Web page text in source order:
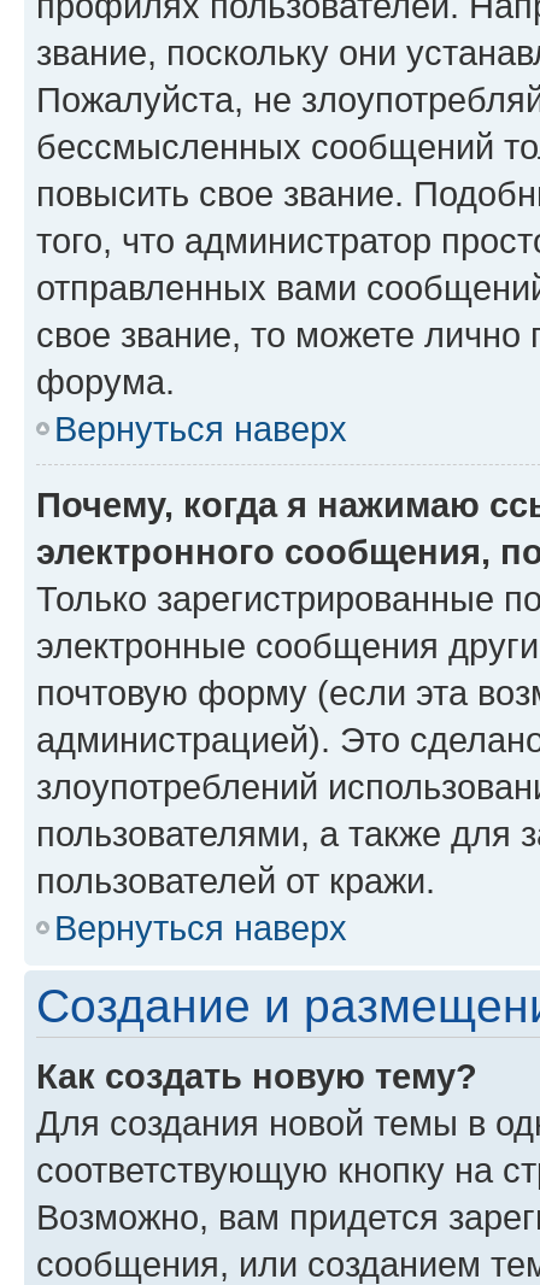
звание, поскольку они
Пожалуйста, не
бессмысленных сообщений
повысить свое звание.
того, что администратор
отправленных вами
свое звание, то можете лично
форума.
Вернуться наверх
Почему, когда я нажимаю
электронного сообщения,
Только зарегистрированные
электронные сообщения
почтовую форму (если эта
администрацией). Это
злоупотреблений
пользователями, а также для
пользователей от кражи.
Вернуться наверх
Создание и
Как создать новую тему?
Для создания новой темы в
соответствующую кнопку на
Возможно, вам придется
сообщения, или созданием